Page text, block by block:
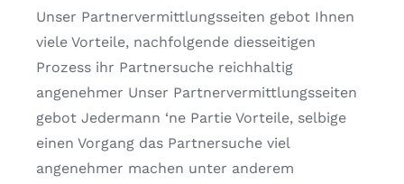
Unser Partnervermittlungsseiten gebot Ihnen
viele Vorteile, nachfolgende diesseitigen
Prozess ihr Partnersuche reichhaltig
angenehmer Unser Partnervermittlungsseiten
gebot Jedermann ‘ne Partie Vorteile, selbige
einen Vorgang das Partnersuche viel
angenehmer machen unter anderem